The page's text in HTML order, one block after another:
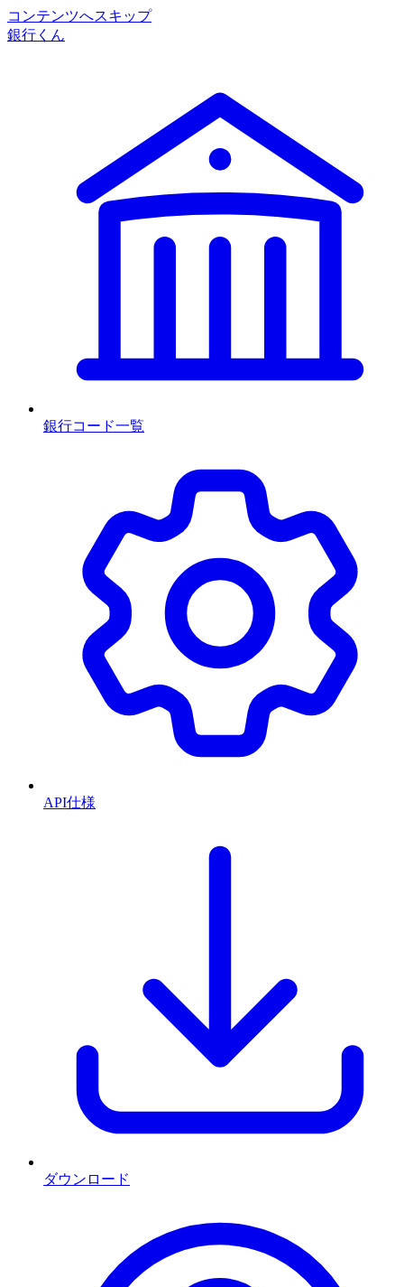
コンテンツへスキップ
銀行くん
銀行コード一覧
API仕様
ダウンロード